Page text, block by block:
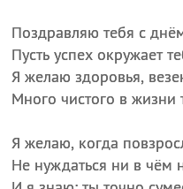
Поздравляю тебя с
Пусть успех окружает
Я желаю здоровья,
Много чистого в жизни
Я желаю, когда
Не нуждаться ни в чём